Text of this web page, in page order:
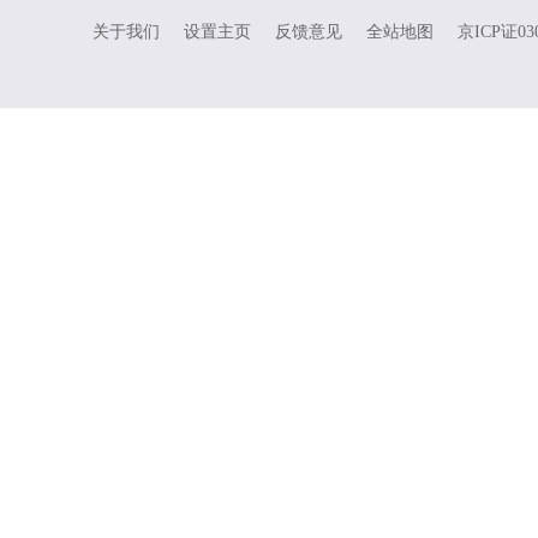
关于我们 设置主页 反馈意见 全站地图 京ICP证